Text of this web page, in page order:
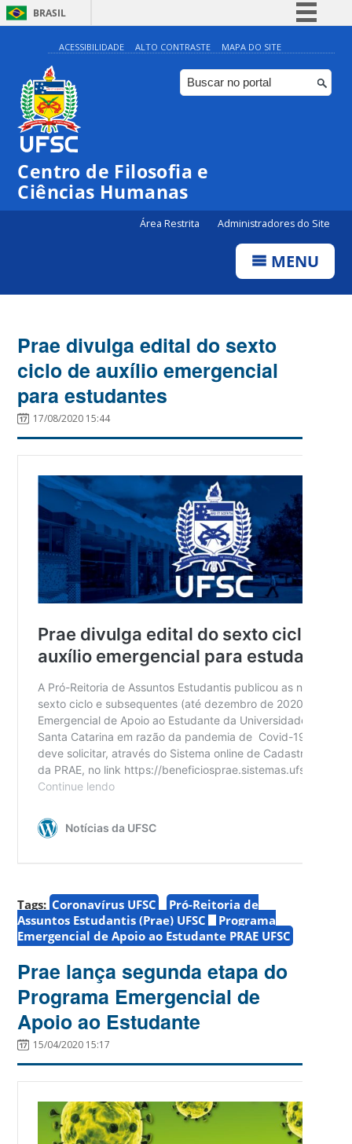
BRASIL
Simplifique!
Comunica BR
Participe
ACESSIBILIDADE ALTO CONTRASTE MAPA DO SITE
Centro de Filosofia e
Ciências Humanas
Área Restrita Administradores do Site
MENU
Prae divulga edital do sexto
ciclo de auxílio emergencial
para estudantes
17/08/2020 15:44
Tags: Coronavírus UFSC
Pró-Reitoria de
Assuntos Estudantis (Prae) UFSC
Programa
Emergencial de Apoio ao Estudante PRAE UFSC
Prae lança segunda etapa do
Programa Emergencial de
Apoio ao Estudante
15/04/2020 15:17